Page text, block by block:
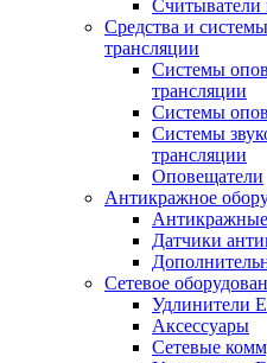
Считыватели
Средства и
трансляции
Системы
трансляции
Системы
Системы
трансляции
Оповещатели
Антикражное
Антикражные
Датчики
Сетевое
Удлинители
Аксессуары
Сетевые